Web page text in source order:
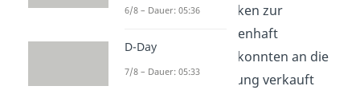
standen für die Fabriken zur
Verfügung. Die massenhaft
produzierten Waren
konnten an die
wachsende Bevölkerung verkauft
6/8 – Dauer: 05:36
D-Day
7/8 – Dauer: 05:33